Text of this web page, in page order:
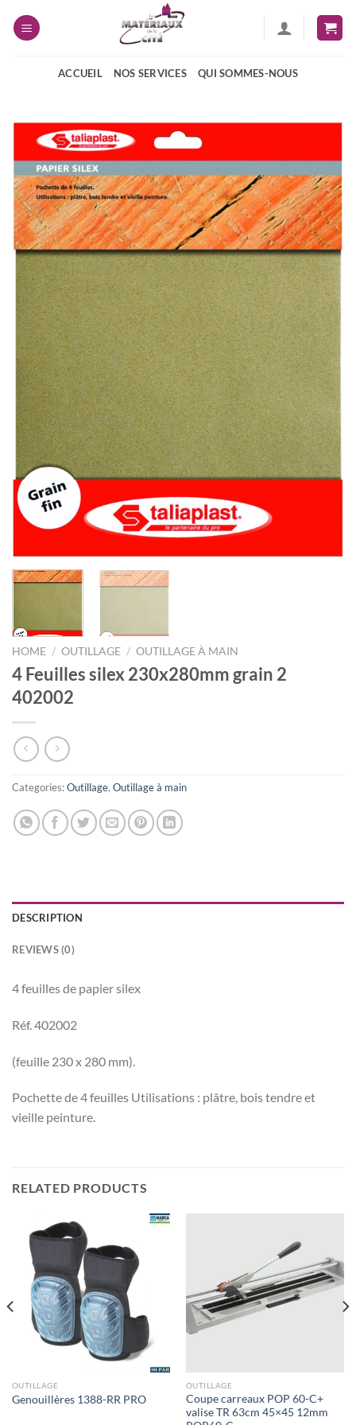
ACCUEIL NOS SERVICES QUI SOMMES-NOUS
HOME / OUTILLAGE / OUTILLAGE À MAIN
4 Feuilles silex 230x280mm grain 2
402002
Categories:Outillage, Outillage à main
DESCRIPTION
REVIEWS (0)
4 feuilles de papier silex
Réf. 402002
(feuille 230 x 280 mm).
Pochette de 4 feuilles Utilisations : plâtre, bois tendre et
vieille peinture.
RELATED PRODUCTS
OUTILLAGE
Genouillères 1388-RR PRO
OUTILLAGE
Coupe carreaux POP 60-C+
valise TR 63cm 45×45 12mm